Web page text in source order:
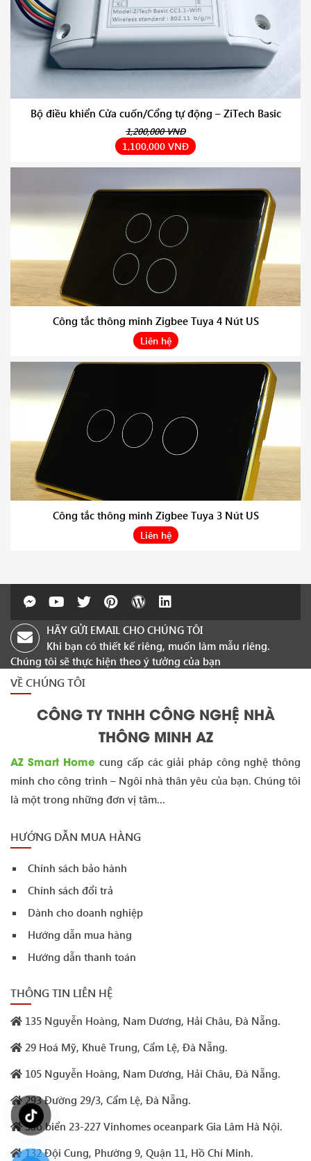
Bộ điều khiển Cửa cuốn/Cổng tự động – ZiTech Basic
1,200,000 VNĐ
1,100,000 VNĐ
Công tắc thông minh Zigbee Tuya 4 Nút US
Liên hệ
Công tắc thông minh Zigbee Tuya 3 Nút US
Liên hệ
HÃY GỬI EMAIL CHO CHÚNG TÔI
Khi bạn có thiết kế riêng, muốn làm mẫu riêng.
Chúng tôi sẽ thực hiện theo ý tưởng của bạn
VỀ CHÚNG TÔI
CÔNG TY TNHH CÔNG NGHỆ NHÀ
THÔNG MINH AZ
AZ Smart Home cung cấp các giải pháp công nghệ thông
minh cho công trình – Ngôi nhà thân yêu của bạn. Chúng tôi
là một trong những đơn vị tâm...
HƯỚNG DẪN MUA HÀNG
Chính sách bảo hành
Chính sách đổi trả
Dành cho doanh nghiệp
Hướng dẫn mua hàng
Hướng dẫn thanh toán
THÔNG TIN LIÊN HỆ
135 Nguyễn Hoàng, Nam Dương, Hải Châu, Đà Nẵng.
29 Hoá Mỹ, Khuê Trung, Cẩm Lệ, Đà Nẵng.
105 Nguyễn Hoàng, Nam Dương, Hải Châu, Đà Nẵng.
293 Đường 29/3, Cẩm Lệ, Đà Nẵng.
Sao biển 23-227 Vinhomes oceanpark Gia Lâm Hà Nội.
132 Đội Cung, Phường 9, Quận 11, Hồ Chí Minh.